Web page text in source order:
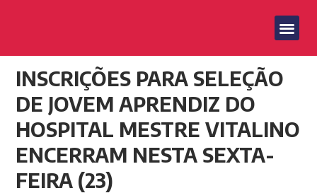
INSCRIÇÕES PARA SELEÇÃO
DE JOVEM APRENDIZ DO
HOSPITAL MESTRE VITALINO
ENCERRAM NESTA SEXTA-
FEIRA (23)